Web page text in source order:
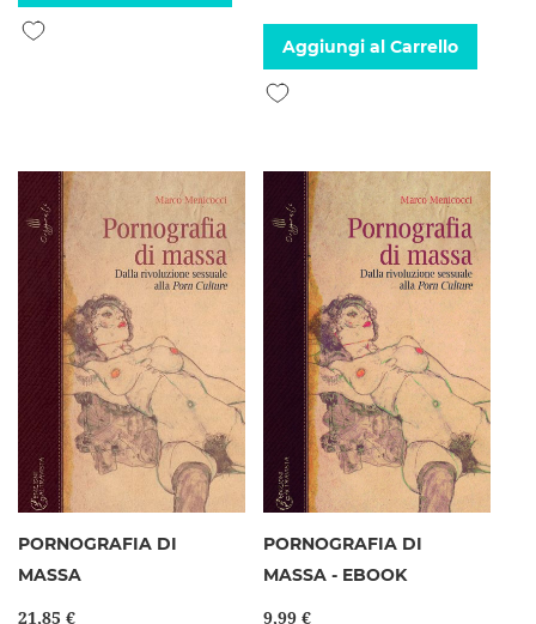
Aggiungi alla lista desideri
Aggiungi al Carrello
Aggiungi alla lista desideri
PORNOGRAFIA DI
MASSA
21,85 €
PORNOGRAFIA DI
MASSA - EBOOK
9,99 €